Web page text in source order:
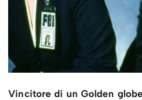
Vincitore di un Golden